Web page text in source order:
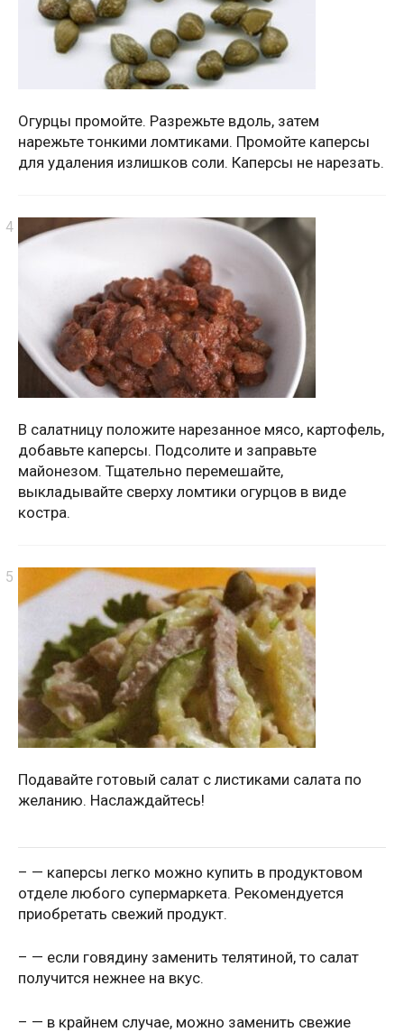
Огурцы промойте. Разрежьте вдоль, затем
нарежьте тонкими ломтиками. Промойте каперсы
для удаления излишков соли. Каперсы не нарезать.
В салатницу положите нарезанное мясо, картофель,
добавьте каперсы. Подсолите и заправьте
майонезом. Тщательно перемешайте,
выкладывайте сверху ломтики огурцов в виде
костра.
Подавайте готовый салат с листиками салата по
желанию. Наслаждайтесь!
– — каперсы легко можно купить в продуктовом
отделе любого супермаркета. Рекомендуется
приобретать свежий продукт.
– — если говядину заменить телятиной, то салат
получится нежнее на вкус.
– — в крайнем случае, можно заменить свежие